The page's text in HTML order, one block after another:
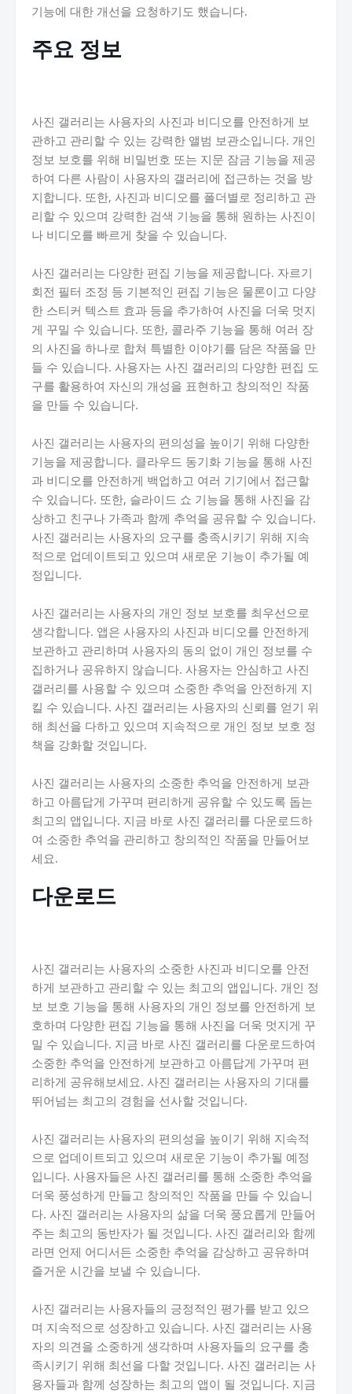
기능에 대한 개선을 요청하기도 했습니다.
주요 정보
사진 갤러리는 사용자의 사진과 비디오를 안전하게 보
관하고 관리할 수 있는 강력한 앨범 보관소입니다. 개인
정보 보호를 위해 비밀번호 또는 지문 잠금 기능을 제공
하여 다른 사람이 사용자의 갤러리에 접근하는 것을 방
지합니다. 또한, 사진과 비디오를 폴더별로 정리하고 관
리할 수 있으며 강력한 검색 기능을 통해 원하는 사진이
나 비디오를 빠르게 찾을 수 있습니다.
사진 갤러리는 다양한 편집 기능을 제공합니다. 자르기
회전 필터 조정 등 기본적인 편집 기능은 물론이고 다양
한 스티커 텍스트 효과 등을 추가하여 사진을 더욱 멋지
게 꾸밀 수 있습니다. 또한, 콜라주 기능을 통해 여러 장
의 사진을 하나로 합쳐 특별한 이야기를 담은 작품을 만
들 수 있습니다. 사용자는 사진 갤러리의 다양한 편집 도
구를 활용하여 자신의 개성을 표현하고 창의적인 작품
을 만들 수 있습니다.
사진 갤러리는 사용자의 편의성을 높이기 위해 다양한
기능을 제공합니다. 클라우드 동기화 기능을 통해 사진
과 비디오를 안전하게 백업하고 여러 기기에서 접근할
수 있습니다. 또한, 슬라이드 쇼 기능을 통해 사진을 감
상하고 친구나 가족과 함께 추억을 공유할 수 있습니다.
사진 갤러리는 사용자의 요구를 충족시키기 위해 지속
적으로 업데이트되고 있으며 새로운 기능이 추가될 예
정입니다.
사진 갤러리는 사용자의 개인 정보 보호를 최우선으로
생각합니다. 앱은 사용자의 사진과 비디오를 안전하게
보관하고 관리하며 사용자의 동의 없이 개인 정보를 수
집하거나 공유하지 않습니다. 사용자는 안심하고 사진
갤러리를 사용할 수 있으며 소중한 추억을 안전하게 지
킬 수 있습니다. 사진 갤러리는 사용자의 신뢰를 얻기 위
해 최선을 다하고 있으며 지속적으로 개인 정보 보호 정
책을 강화할 것입니다.
사진 갤러리는 사용자의 소중한 추억을 안전하게 보관
하고 아름답게 가꾸며 편리하게 공유할 수 있도록 돕는
최고의 앱입니다. 지금 바로 사진 갤러리를 다운로드하
여 소중한 추억을 관리하고 창의적인 작품을 만들어보
세요.
다운로드
사진 갤러리는 사용자의 소중한 사진과 비디오를 안전
하게 보관하고 관리할 수 있는 최고의 앱입니다. 개인 정
보 보호 기능을 통해 사용자의 개인 정보를 안전하게 보
호하며 다양한 편집 기능을 통해 사진을 더욱 멋지게 꾸
밀 수 있습니다. 지금 바로 사진 갤러리를 다운로드하여
소중한 추억을 안전하게 보관하고 아름답게 가꾸며 편
리하게 공유해보세요. 사진 갤러리는 사용자의 기대를
뛰어넘는 최고의 경험을 선사할 것입니다.
사진 갤러리는 사용자의 편의성을 높이기 위해 지속적
으로 업데이트되고 있으며 새로운 기능이 추가될 예정
입니다. 사용자들은 사진 갤러리를 통해 소중한 추억을
더욱 풍성하게 만들고 창의적인 작품을 만들 수 있습니
다. 사진 갤러리는 사용자의 삶을 더욱 풍요롭게 만들어
주는 최고의 동반자가 될 것입니다. 사진 갤러리와 함께
라면 언제 어디서든 소중한 추억을 감상하고 공유하며
즐거운 시간을 보낼 수 있습니다.
사진 갤러리는 사용자들의 긍정적인 평가를 받고 있으
며 지속적으로 성장하고 있습니다. 사진 갤러리는 사용
자의 의견을 소중하게 생각하며 사용자들의 요구를 충
족시키기 위해 최선을 다할 것입니다. 사진 갤러리는 사
용자들과 함께 성장하는 최고의 앱이 될 것입니다. 지금